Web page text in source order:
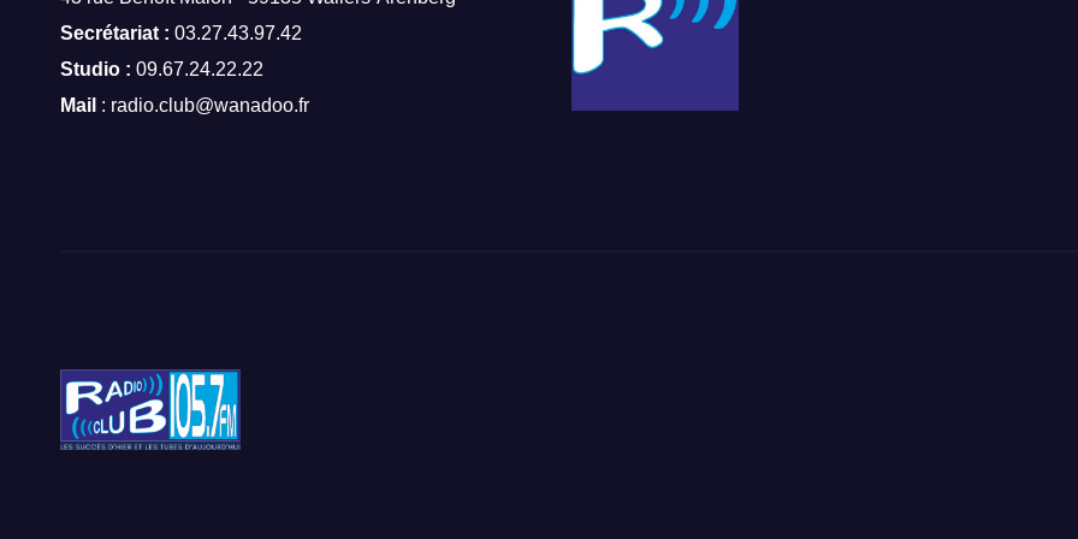
Secrétariat : 03.27.43.97.42
Studio : 09.67.24.22.22
Mail : radio.club@wanadoo.fr